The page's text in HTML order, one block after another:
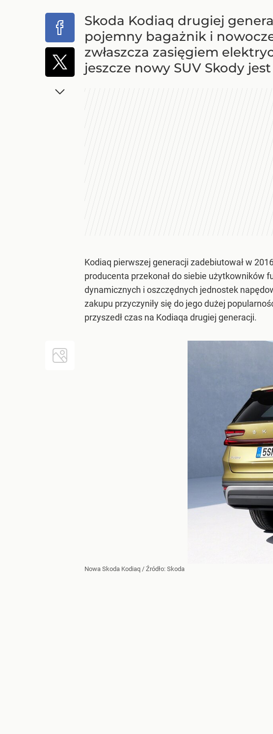
Skoda Kodiaq drugiej
pojemny bagażnik i
zwłaszcza zasięgiem
jeszcze nowy SUV Skody
Kodiaq pierwszej generacji zadebiutował w
producenta przekonał do siebie użytkowników
dynamicznych i oszczędnych jednostek
zakupu przyczyniły się do jego dużej
przyszedł czas na Kodiaqa drugiej generacji.
Nowa Skoda Kodiaq / Źródło: Skoda